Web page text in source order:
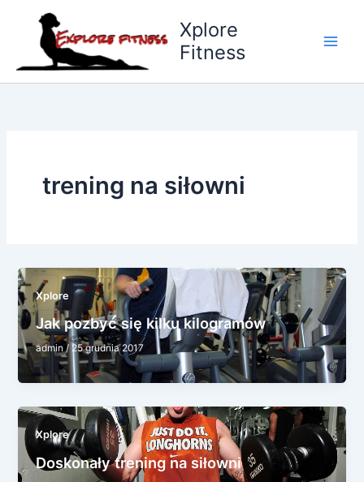
Xplore
Fitness
trening na siłowni
Xplore
Jak pozbyć się kilku kilogramów
admin/ 25 grudnia 2017
Xplore
Doskonały trening na siłowni